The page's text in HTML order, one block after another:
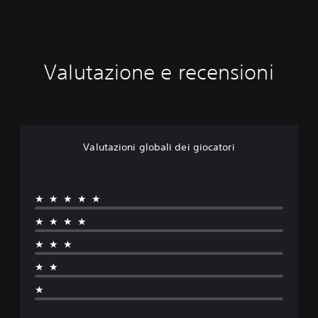
Valutazione e recensioni
Valutazioni globali dei giocatori
★★★★★
★★★★
★★★
★★
★